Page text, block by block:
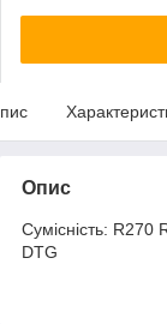
Опис
Сумісність:
DTG